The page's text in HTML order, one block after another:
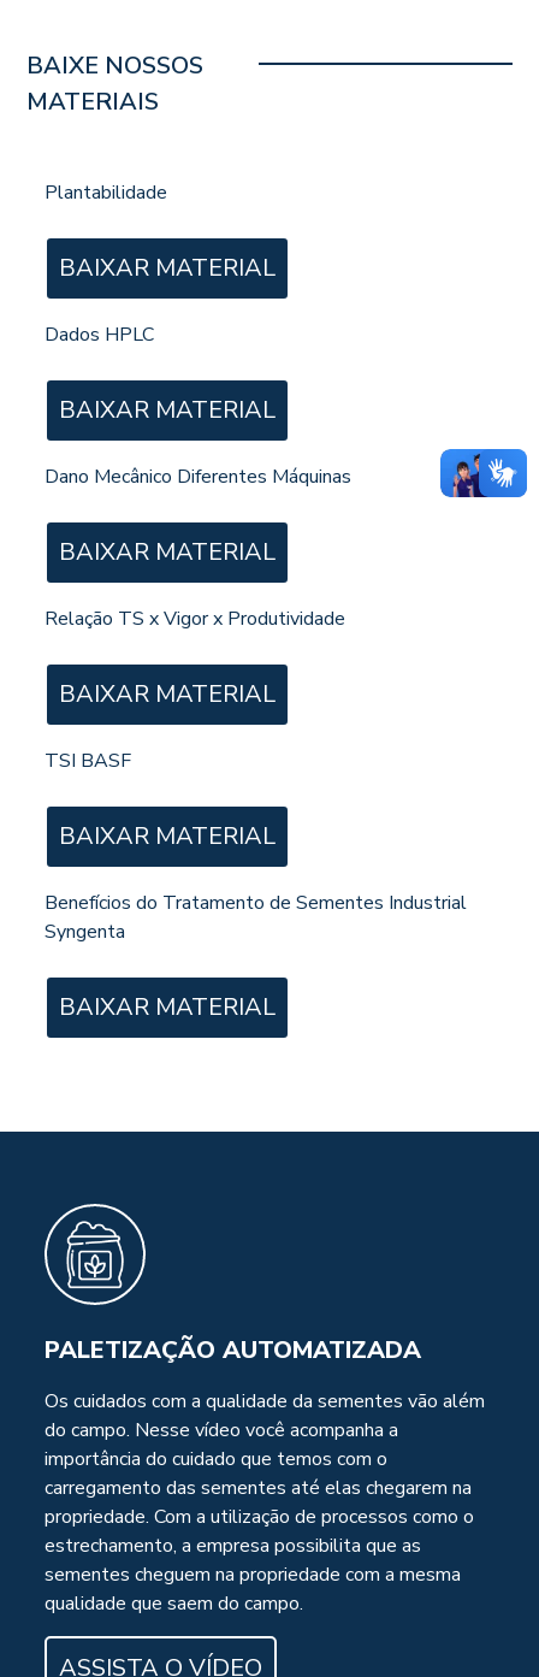
BAIXE NOSSOS
MATERIAIS
Plantabilidade
BAIXAR MATERIAL
Dados HPLC
BAIXAR MATERIAL
Dano Mecânico Diferentes Máquinas
BAIXAR MATERIAL
Relação TS x Vigor x Produtividade
BAIXAR MATERIAL
TSI BASF
BAIXAR MATERIAL
Benefícios do Tratamento de Sementes Industrial
Syngenta
BAIXAR MATERIAL
PALETIZAÇÃO AUTOMATIZADA
Os cuidados com a qualidade da sementes vão além
do campo. Nesse vídeo você acompanha a
importância do cuidado que temos com o
carregamento das sementes até elas chegarem na
propriedade. Com a utilização de processos como o
estrechamento, a empresa possibilita que as
sementes cheguem na propriedade com a mesma
qualidade que saem do campo.
ASSISTA O VÍDEO